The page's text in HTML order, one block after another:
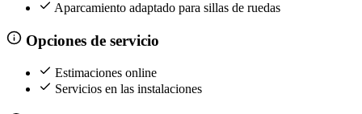
Aparcamiento adaptado para sillas de ruedas
Opciones de servicio
Estimaciones online
Servicios en las instalaciones